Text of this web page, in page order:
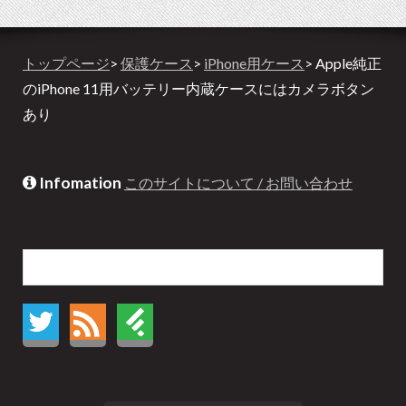
トップページ> 保護ケース > iPhone用ケース > Apple純正
のiPhone 11用バッテリー内蔵ケースにはカメラボタン
あり
Infomation このサイトについて / お問い合わせ